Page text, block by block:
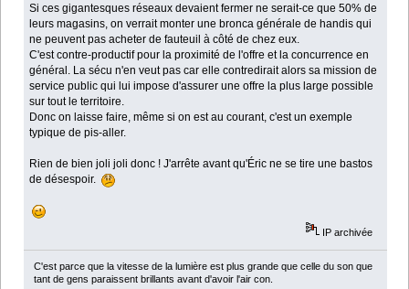
Si ces gigantesques réseaux devaient fermer ne serait-ce que 50% de
leurs magasins, on verrait monter une bronca générale de handis qui
ne peuvent pas acheter de fauteuil à côté de chez eux.
C'est contre-productif pour la proximité de l'offre et la concurrence en
général. La sécu n'en veut pas car elle contredirait alors sa mission de
service public qui lui impose d'assurer une offre la plus large possible
sur tout le territoire.
Donc on laisse faire, même si on est au courant, c'est un exemple
typique de pis-aller.
Rien de bien joli joli donc ! J'arrête avant qu'Éric ne se tire une bastos
de désespoir.
IP archivée
C'est parce que la vitesse de la lumière est plus grande que celle du son que
tant de gens paraissent brillants avant d'avoir l'air con.